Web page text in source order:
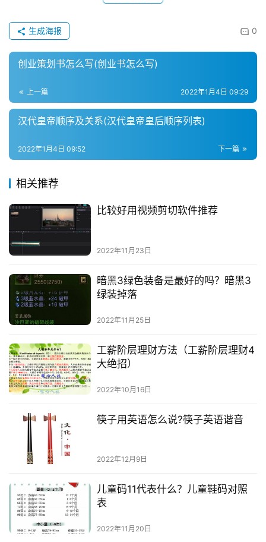
0
生成海报
创业策划书怎么写(创业书怎么写)
上一篇 2022年1月4日 09:29
汉代皇帝顺序及关系(汉代皇帝皇后顺序列表)
下一篇
2022年1月4日 09:52
相关推荐
比较好用视频剪切软件推荐
2022年11月23日
暗黑3绿色装备是最好的吗？暗黑3
绿装掉落
2022年11月25日
工薪阶层理财方法（工薪阶层理财4
大绝招）
2022年10月16日
筷子用英语怎么说?筷子英语谐音
2022年12月9日
儿童码11代表什么？儿童鞋码对照
表
2022年11月20日